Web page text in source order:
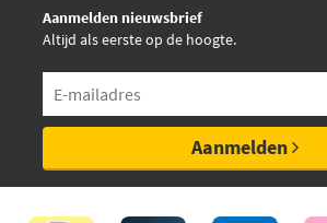
QH QTT105
Ruville 540040
Aanmelden nieuwsbrief
Altijd als eerste op de hoogte.
Aanmelden